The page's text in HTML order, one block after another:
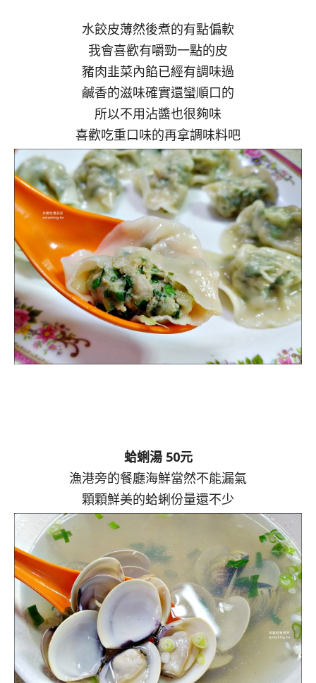
水餃皮薄然後煮的有點偏軟
我會喜歡有嚼勁一點的皮
豬肉韭菜內餡已經有調味過
鹹香的滋味確實還蠻順口的
所以不用沾醬也很夠味
喜歡吃重口味的再拿調味料吧
蛤蜊湯 50元
漁港旁的餐廳海鮮當然不能漏氣
顆顆鮮美的蛤蜊份量還不少